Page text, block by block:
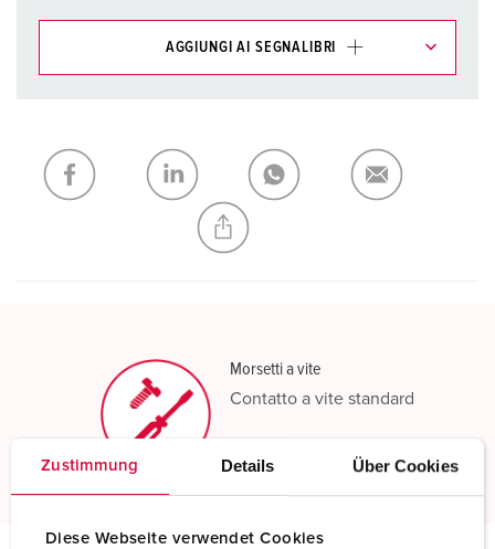
Zustimmung Details Über Cookies
Diese Webseite verwendet Cookies
AGGIUNGI AI SEGNALIBRI
CREA NUOVA LISTA
Morsetti a vite
Contatto a vite standard